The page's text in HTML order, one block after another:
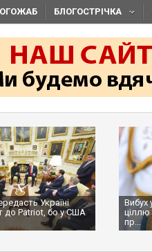
БЛОГОСТРІЧКА
Україні
до Patriot, бо у США
Вибух
ціллю
пр...